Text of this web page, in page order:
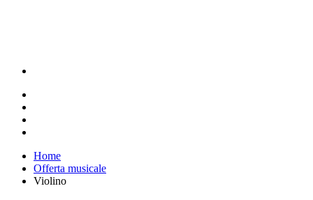
Home
Offerta musicale
Violino